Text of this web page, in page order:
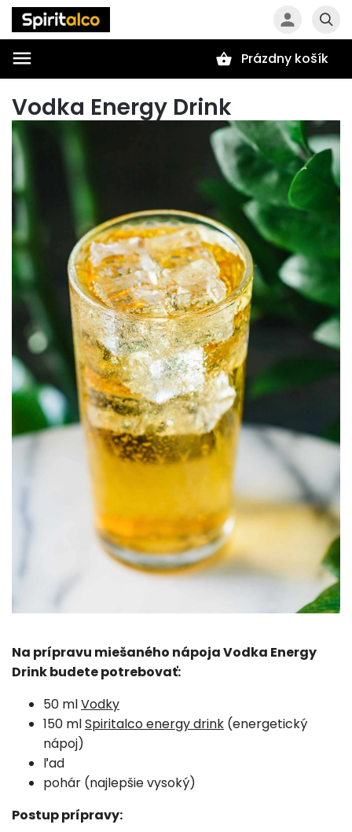
Prázdny košík
Vodka Energy Drink
Na prípravu miešaného nápoja Vodka Energy
Drink budete potrebovať:
50 mlVodky
150 mlSpiritalco energy drink (energetický
nápoj)
ľad
pohár (najlepšie vysoký)
Postup prípravy: